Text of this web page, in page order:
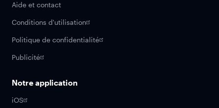
Aide et contact
Conditions d'utilisation
Politique de confidentialité
Publicité
Notre application
iOS